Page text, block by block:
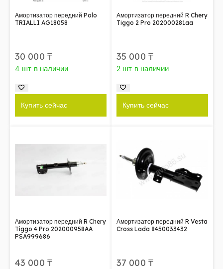
Амортизатор передний Polo
TRIALLI AG18058
30 000 ₸
4 шт в наличии
Купить сейчас
Амортизатор передний R Chery
Tiggo 2 Pro 202000281aa
35 000 ₸
2 шт в наличии
Купить сейчас
Амортизатор передний R Chery
Tiggo 4 Pro 202000958AA
PSA999686
43 000 ₸
Амортизатор передний R Vesta
Cross Lada 8450033432
37 000 ₸